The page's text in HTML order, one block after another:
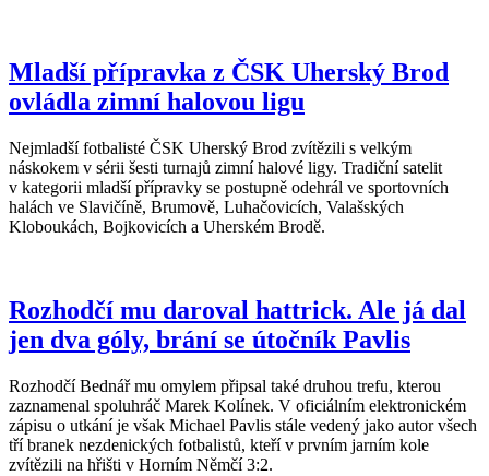
Mladší přípravka z ČSK Uherský Brod
ovládla zimní halovou ligu
Nejmladší fotbalisté ČSK Uherský Brod zvítězili s velkým
náskokem v sérii šesti turnajů zimní halové ligy. Tradiční satelit
v kategorii mladší přípravky se postupně odehrál ve sportovních
halách ve Slavičíně, Brumově, Luhačovicích, Valašských
Kloboukách, Bojkovicích a Uherském Brodě.
Rozhodčí mu daroval hattrick. Ale já dal
jen dva góly, brání se útočník Pavlis
Rozhodčí Bednář mu omylem připsal také druhou trefu, kterou
zaznamenal spoluhráč Marek Kolínek. V oficiálním elektronickém
zápisu o utkání je však Michael Pavlis stále vedený jako autor všech
tří branek nezdenických fotbalistů, kteří v prvním jarním kole
zvítězili na hřišti v Horním Němčí 3:2.